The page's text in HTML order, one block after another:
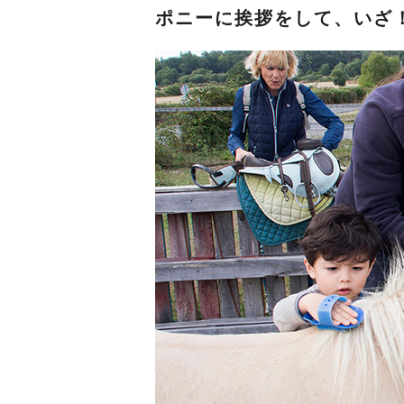
ポニーに挨拶をして、いざ